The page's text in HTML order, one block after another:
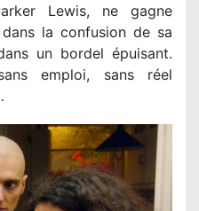
Lewis, ne gagne
dans la confusion de sa
un bordel épuisant.
emploi, sans réel